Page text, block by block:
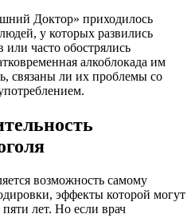
Доктор» приходилось
у которых развились
часто обострялись
алкоблокада им
связаны ли их проблемы со
возможность самому
эффекты которой могут
лет. Но если врач